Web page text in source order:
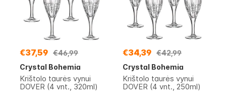
€37,59 €46,99
Crystal Bohemia
Krištolo taurės vynui
DOVER (4 vnt., 320ml)
€34,39 €42,99
Crystal Bohemia
Krištolo taurės vynui
DOVER (4 vnt., 250ml)